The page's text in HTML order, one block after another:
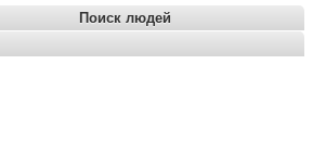
Поиск людей